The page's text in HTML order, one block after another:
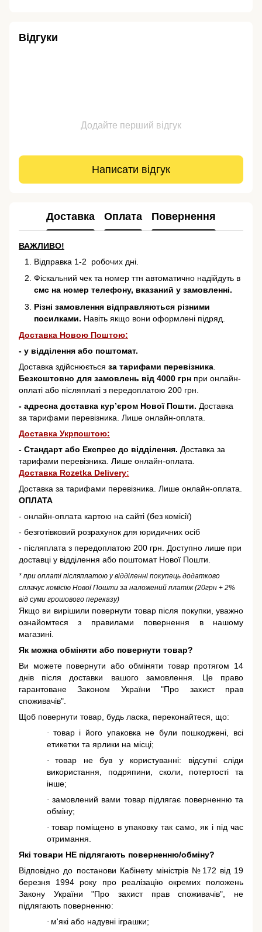
Відгуки
Додайте перший відгук
Написати відгук
Доставка Оплата Повернення
ВАЖЛИВО!
Відправка 1-2 робочих дні.
Фіскальний чек та номер ттн автоматично надійдуть в
смс на номер телефону, вказаний у замовленні.
Різні замовлення відправляються різними
посилками. Навіть якщо вони оформлені підряд.
Доставка Новою Поштою:
- у відділення або поштомат.
Доставка здійснюється за тарифами перевізника.
Безкоштовно для замовлень від 4000 грн при онлайн-
оплаті або післяплаті з передоплатою 200 грн.
- адресна доставка кур’єром Нової Пошти. Доставка
за тарифами перевізника. Лише онлайн-оплата.
Доставка Укрпоштою:
- Стандарт або Експрес до відділення. Доставка за
тарифами перевізника. Лише онлайн-оплата.
Доставка Rozetka Delivery:
Доставка за тарифами перевізника. Лише онлайн-оплата.
ОПЛАТА
- онлайн-оплата картою на сайті (без комісії)
- безготівковий розрахунок для юридичних осіб
- післяплата з передоплатою 200 грн. Доступно лише при
доставці у відділення або поштомат Нової Пошти.
* при оплаті післяплатою у відділенні покупець додатково
сплачує комісію Нової Пошти за наложений платіж (20грн + 2%
від суми грошового переказу)
Якщо ви вирішили повернути товар після покупки, уважно
ознайомтеся з правилами повернення в нашому
магазині.
Як можна обміняти або повернути товар?
Ви можете повернути або обміняти товар протягом 14
днів після доставки вашого замовлення. Це право
гарантованеЗаконом України "Про захист прав
споживачів".
Щоб повернути товар, будь ласка, переконайтеся, що:
· товар і його упаковка не були пошкоджені, всі
етикетки та ярлики на місці;
·товар не був у користуванні: відсутні сліди
використання, подряпини, сколи, потертості та
інше;
· замовлений вами товар підлягає поверненню та
обміну;
·товар поміщено в упаковку так само, як і під час
отримання.
Які товари НЕ підлягають поверненню/обміну?
Відповідно до постанови Кабінету міністрів №172 від 19
березня 1994 року про реалізацію окремих положень
Закону України "Про захист прав споживачів", не
підлягають поверненню:
· м'які або надувні іграшки;